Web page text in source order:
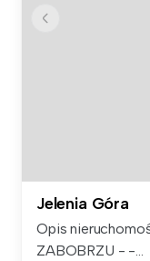
Jelenia Góra
Opis
ZABOBRZU - -...